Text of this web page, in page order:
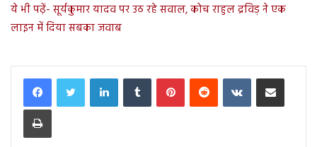
ये भी पढ़ें- सूर्यकुमार यादव पर उठ रहे सवाल, कोच राहुल द्रविड़ ने एक
लाइन में दिया सबका जवाब
LinkedInTumblr PinterestReddit VKontakteShare via Email
Print